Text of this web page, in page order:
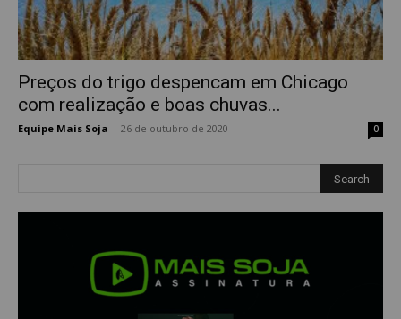
Preços do trigo despencam em Chicago
com realização e boas chuvas...
Equipe Mais Soja 26 de outubro de 2020 0